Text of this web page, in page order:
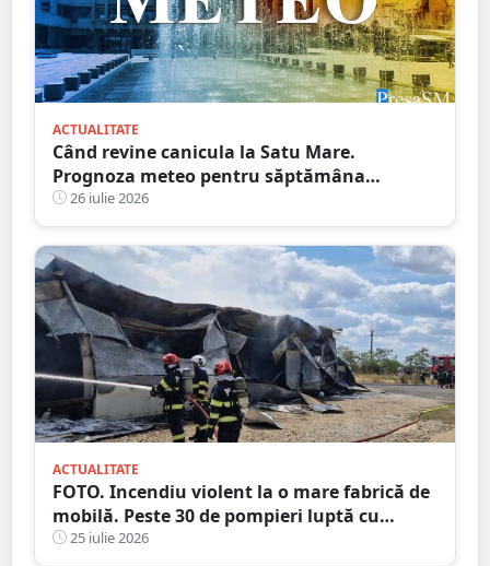
ACTUALITATE
Când revine canicula la Satu Mare.
Prognoza meteo pentru săptămâna
următoare
26 iulie 2026
ACTUALITATE
FOTO. Incendiu violent la o mare fabrică de
mobilă. Peste 30 de pompieri luptă cu
flăcările, județul vecin
25 iulie 2026